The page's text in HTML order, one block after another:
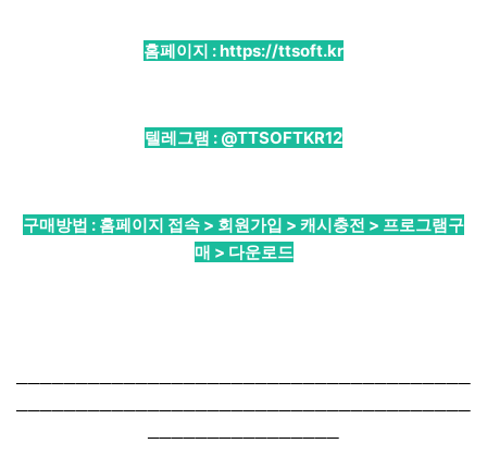
홈페이지 :https://ttsoft.kr
텔레그램 : @TTSOFTKR12
구매방법 : 홈페이지 접속 > 회원가입 > 캐시충전 > 프로그램구
매 > 다운로드
──────────────────────────────────────
──────────────────────────────────────
────────────────